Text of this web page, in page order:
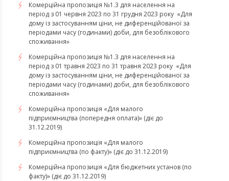
​​​​​​​Комерційна пропозиція №1.3 для населення на
період з 01 червня 2023 по 31 грудня 2023 року «Для
дому із застосуванням ціни, не диференційованої за
періодами часу (годинами) доби, для безоблікового
споживання»
​​​​​​​Комерційна пропозиція №1.3 для населення на
період з 01 травня 2023 по 31 травня 2023 року «Для
дому із застосуванням ціни, не диференційованої за
періодами часу (годинами) доби, для безоблікового
споживання»
Комерційна пропозиція «Для малого
підприємництва (попередня оплата)» (діє до
31.12.2019)
Комерційна пропозиція «Для малого
підприємництва (по факту)» (діє до 31.12.2019)
Комерційна пропозиція «Для бюджетних установ (по
факту)» (діє до 31.12.2019)